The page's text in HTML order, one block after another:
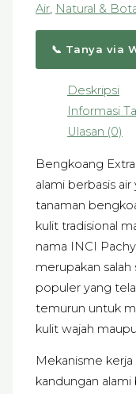
Air Natural &
📞 Tanya via
Deskripsi
Informasi
Ulasan (0)
Bengkoang
alami berbasis
tanaman
kulit tradisional
nama INCI
merupakan
populer yang
temurun untuk
kulit wajah
Mekanisme
kandungan